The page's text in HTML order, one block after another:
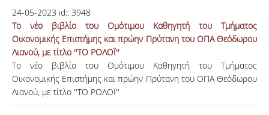
24-05-2023 id:: 3948
Το νέο βιβλίο του Ομότιμου Καθηγητή του Τμήματος
Οικονομικής Επιστήμης και πρώην Πρύτανη του ΟΠΑ Θεόδωρου
Λιανού, με τίτλο ''ΤΟ ΡΟΛΟΪ''
Το νέο βιβλίο του Ομότιμου Καθηγητή του Τμήματος
Οικονομικής Επιστήμης και πρώην Πρύτανη του ΟΠΑ Θεόδωρου
Λιανού, με τίτλο ''ΤΟ ΡΟΛΟΪ''